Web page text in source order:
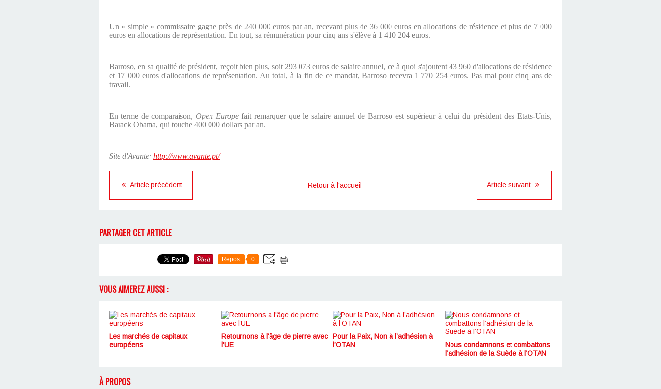
Un « simple » commissaire gagne près de 240 000 euros par an, recevant plus de 36 000 euros en allocations de résidence et plus de 7 000
euros en allocations de représentation. En tout, sa rémunération pour cinq ans s'élève à 1 410 204 euros.
Barroso, en sa qualité de président, reçoit bien plus, soit 293 073 euros de salaire annuel, ce à quoi s'ajoutent 43 960 d'allocations de résidence
et 17 000 euros d'allocations de représentation. Au total, à la fin de ce mandat, Barroso recevra 1 770 254 euros. Pas mal pour cinq ans de
travail.
En terme de comparaison, Open Europe fait remarquer que le salaire annuel de Barroso est supérieur à celui du président des Etats-Unis,
Barack Obama, qui touche 400 000 dollars par an.
Site d'Avante: http://www.avante.pt/
Article précédent Article suivant
Retour à l'accueil
PARTAGER CET ARTICLE
Repost 0
VOUS AIMEREZ AUSSI :
Les marchés de capitaux
européens
Retournons à l'âge de pierre avec
l'UE
Pour la Paix, Non à l’adhésion à
l’OTAN
Nous condamnons et combattons
l’adhésion de la Suède à l’OTAN
À PROPOS